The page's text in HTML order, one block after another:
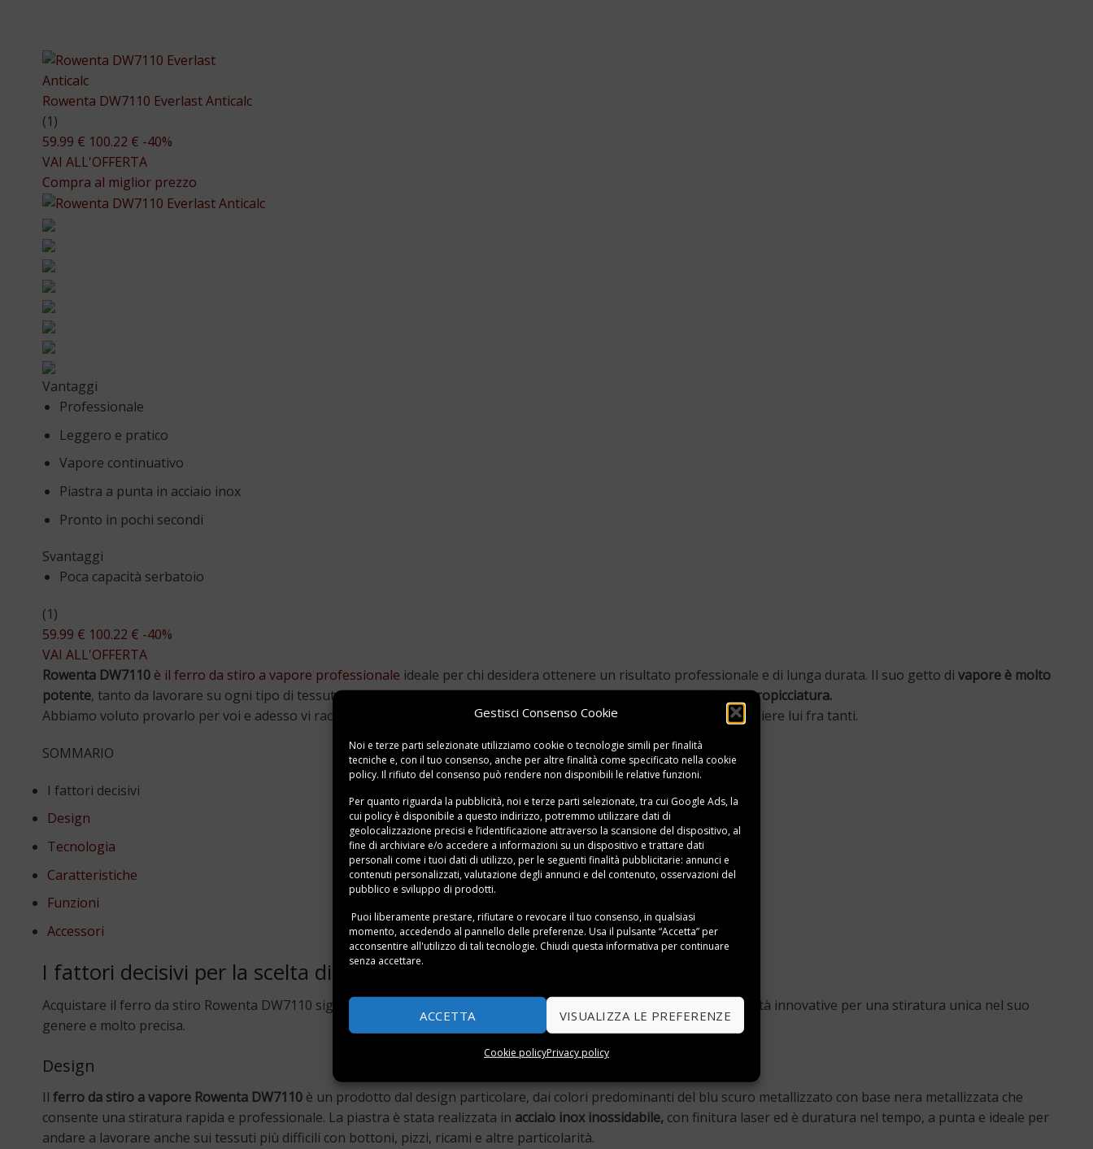
Gestisci Consenso Cookie
Noi e terze parti selezionate utilizziamo cookie o tecnologie simili per finalità
tecniche e, con il tuo consenso, anche per altre finalità come specificato nella cookie
policy. Il rifiuto del consenso può rendere non disponibili le relative funzioni.
Per quanto riguarda la pubblicità, noi e terze parti selezionate, tra cui Google Ads, la
cui policy è disponibile a questo indirizzo, potremmo utilizzare dati di
geolocalizzazione precisi e l’identificazione attraverso la scansione del dispositivo, al
fine di archiviare e/o accedere a informazioni su un dispositivo e trattare dati
personali come i tuoi dati di utilizzo, per le seguenti finalità pubblicitarie: annunci e
contenuti personalizzati, valutazione degli annunci e del contenuto, osservazioni del
pubblico e sviluppo di prodotti.
Puoi liberamente prestare, rifiutare o revocare il tuo consenso, in qualsiasi
momento, accedendo al pannello delle preferenze. Usa il pulsante “Accetta” per
acconsentire all'utilizzo di tali tecnologie. Chiudi questa informativa per continuare
senza accettare.
ACCETTA VISUALIZZA LE PREFERENZE
Cookie policyPrivacy policy
Rowenta DW7110 Everlast Anticalc
(1)
59.99 € 100.22 € -40%
VAI ALL'OFFERTA
Compra al miglior prezzo
Vantaggi
Professionale
Leggero e pratico
Vapore continuativo
Piastra a punta in acciaio inox
Pronto in pochi secondi
Svantaggi
Poca capacità serbatoio
(1)
59.99 € 100.22 € -40%
VAI ALL'OFFERTA
Rowenta DW7110 è il ferro da stiro a vapore professionale ideale per chi desidera ottenere un risultato professionale e di lunga durata. Il suo getto di vapore è molto
potente, tanto da lavorare su ogni tipo di tessuto in modalità silenziosa e veloce eliminando ogni tipologia diriga o stropicciatura.
Abbiamo voluto provarlo per voi e adesso vi raccontiamo quali sono le sue caratteristiche e il motivo per la quale scegliere lui fra tanti.
SOMMARIO
I fattori decisivi
Design
Tecnologia
Caratteristiche
Funzioni
Accessori
I fattori decisivi per la scelta di Rowenta DW7110
Acquistare il ferro da stiro Rowenta DW7110 significa affidarsi totalmente ad un elettrodomestico, dotato di funzionalità innovative per una stiratura unica nel suo
genere e molto precisa.
Design
Il ferro da stiro a vapore Rowenta DW7110 è un prodotto dal design particolare, dai colori predominanti del blu scuro metallizzato con base nera metallizzata che
consente una stiratura rapida e professionale. La piastra è stata realizzata in acciaio inox inossidabile, con finitura laser ed è duratura nel tempo, a punta e ideale per
andare a lavorare anche sui tessuti più difficili con bottoni, pizzi, ricami e altre particolarità.